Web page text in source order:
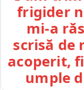
frigider
mi-a
scrisă de
acoperit,
umple